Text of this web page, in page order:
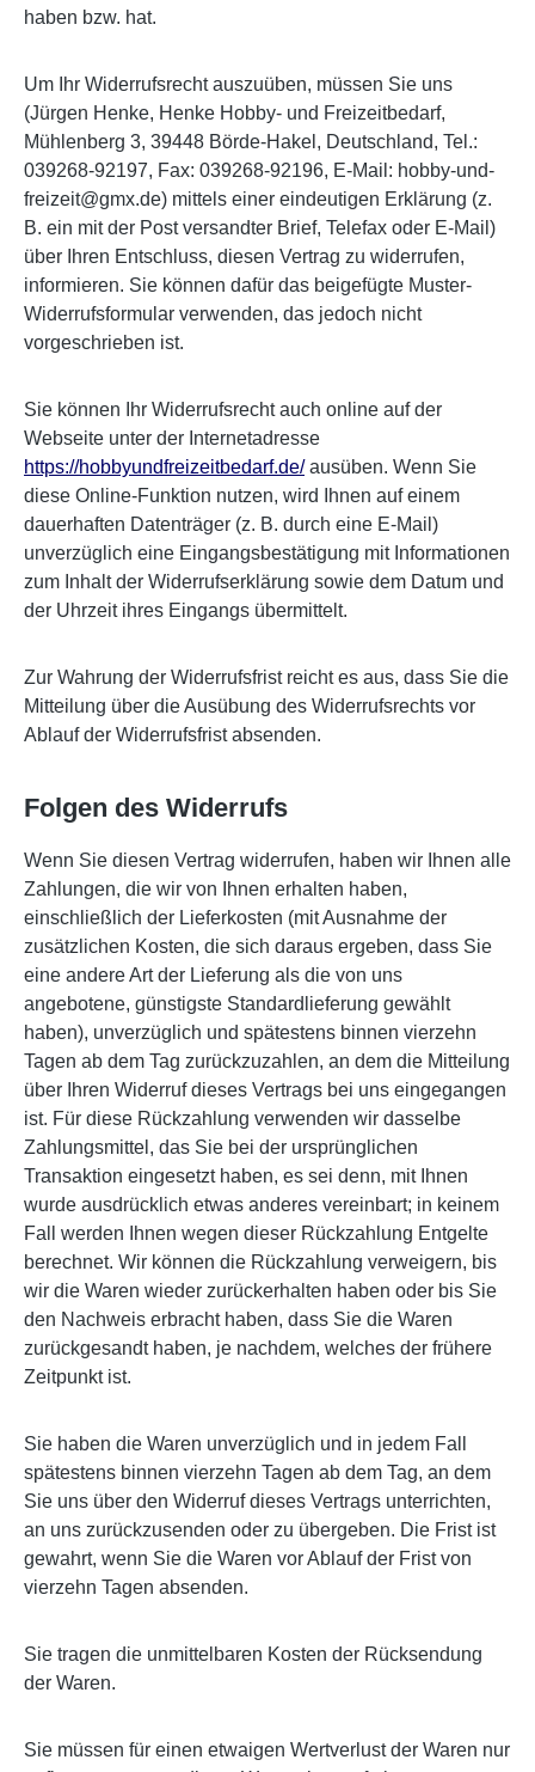
haben bzw. hat.
Um Ihr Widerrufsrecht auszuüben, müssen Sie uns
(Jürgen Henke, Henke Hobby- und Freizeitbedarf,
Mühlenberg 3, 39448 Börde-Hakel, Deutschland, Tel.:
039268-92197, Fax: 039268-92196, E-Mail: hobby-und-
freizeit@gmx.de) mittels einer eindeutigen Erklärung (z.
B. ein mit der Post versandter Brief, Telefax oder E-Mail)
über Ihren Entschluss, diesen Vertrag zu widerrufen,
informieren. Sie können dafür das beigefügte Muster-
Widerrufsformular verwenden, das jedoch nicht
vorgeschrieben ist.
Sie können Ihr Widerrufsrecht auch online auf der
Webseite unter der Internetadresse
https://hobbyundfreizeitbedarf.de/ausüben. Wenn Sie
diese Online-Funktion nutzen, wird Ihnen auf einem
dauerhaften Datenträger (z. B. durch eine E-Mail)
unverzüglich eine Eingangsbestätigung mit Informationen
zum Inhalt der Widerrufserklärung sowie dem Datum und
der Uhrzeit ihres Eingangs übermittelt.
Zur Wahrung der Widerrufsfrist reicht es aus, dass Sie die
Mitteilung über die Ausübung des Widerrufsrechts vor
Ablauf der Widerrufsfrist absenden.
Folgen des Widerrufs
Wenn Sie diesen Vertrag widerrufen, haben wir Ihnen alle
Zahlungen, die wir von Ihnen erhalten haben,
einschließlich der Lieferkosten (mit Ausnahme der
zusätzlichen Kosten, die sich daraus ergeben, dass Sie
eine andere Art der Lieferung als die von uns
angebotene, günstigste Standardlieferung gewählt
haben), unverzüglich und spätestens binnen vierzehn
Tagen ab dem Tag zurückzuzahlen, an dem die Mitteilung
über Ihren Widerruf dieses Vertrags bei uns eingegangen
ist. Für diese Rückzahlung verwenden wir dasselbe
Zahlungsmittel, das Sie bei der ursprünglichen
Transaktion eingesetzt haben, es sei denn, mit Ihnen
wurde ausdrücklich etwas anderes vereinbart; in keinem
Fall werden Ihnen wegen dieser Rückzahlung Entgelte
berechnet. Wir können die Rückzahlung verweigern, bis
wir die Waren wieder zurückerhalten haben oder bis Sie
den Nachweis erbracht haben, dass Sie die Waren
zurückgesandt haben, je nachdem, welches der frühere
Zeitpunkt ist.
Sie haben die Waren unverzüglich und in jedem Fall
spätestens binnen vierzehn Tagen ab dem Tag, an dem
Sie uns über den Widerruf dieses Vertrags unterrichten,
an uns zurückzusenden oder zu übergeben. Die Frist ist
gewahrt, wenn Sie die Waren vor Ablauf der Frist von
vierzehn Tagen absenden.
Sie tragen die unmittelbaren Kosten der Rücksendung
der Waren.
Sie müssen für einen etwaigen Wertverlust der Waren nur